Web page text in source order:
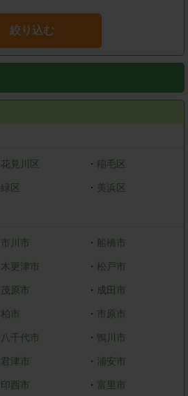
絞り込む
花見川区 ・稲毛区
緑区 ・ 美浜区
市川市 ・ 船橋市
木更津市 ・松戸市
茂原市 ・ 成田市
柏市 ・ 市原市
八千代市 ・ 鴨川市
君津市 ・ 浦安市
印西市 ・ 富里市